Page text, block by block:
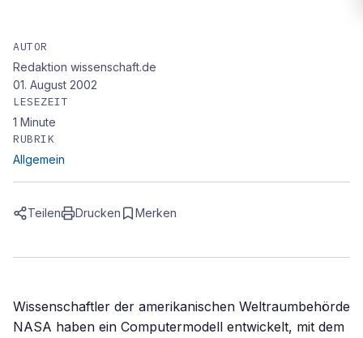
Wasser marsch
AUTOR
Redaktion wissenschaft.de
01. August 2002
LESEZEIT
1 Minute
RUBRIK
Allgemein
Teilen Drucken Merken
Wissenschaftler der amerikanischen Weltraumbehörde
NASA haben ein Computermodell entwickelt, mit dem